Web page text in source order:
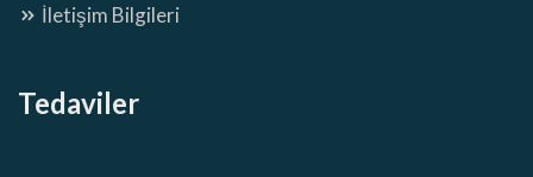
İletişim Bilgileri
Tedaviler